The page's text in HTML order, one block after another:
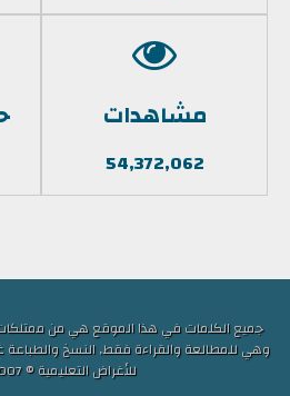
مشاهدات
54,372,062
جميع الكلمات في هذا الموقع هي من ممتلكات
وهي للمطالعة والقراءة فقط, النسخ
للأغراض التعليمية © 2007 - 2026